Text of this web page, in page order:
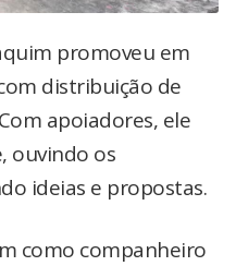
promoveu em
distribuição de
apoiadores, ele
ouvindo os
ideias e propostas.
como companheiro